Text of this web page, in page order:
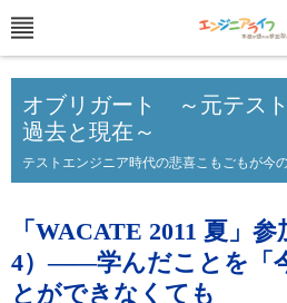
オブリガート ～元テス
過去と現在～
テストエンジニア時代の悲喜こもごもが今
「WACATE 2011 夏」
4）――学んだことを「
とができなくても